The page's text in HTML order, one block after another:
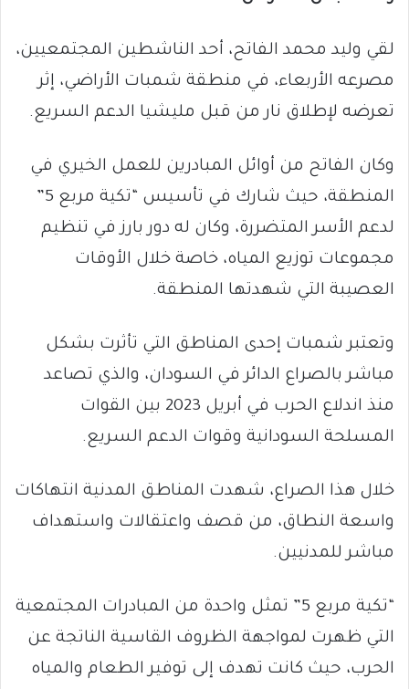
لقي وليد محمد الفاتح، أحد الناشطين المجتمعيين،
مصرعه الأربعاء، في منطقة شمبات الأراضي، إثر
تعرضه لإطلاق نار من قبل مليشيا الدعم السريع.
وكان الفاتح من أوائل المبادرين للعمل الخيري في
المنطقة، حيث شارك في تأسيس “تكية مربع 5”
لدعم الأسر المتضررة، وكان له دور بارز في تنظيم
مجموعات توزيع المياه، خاصة خلال الأوقات
العصيبة التي شهدتها المنطقة.
وتعتبر شمبات إحدى المناطق التي تأثرت بشكل
مباشر بالصراع الدائر في السودان، والذي تصاعد
منذ اندلاع الحرب في أبريل 2023 بين القوات
المسلحة السودانية وقوات الدعم السريع.
خلال هذا الصراع، شهدت المناطق المدنية انتهاكات
واسعة النطاق، من قصف واعتقالات واستهداف
مباشر للمدنيين.
“تكية مربع 5” تمثل واحدة من المبادرات المجتمعية
التي ظهرت لمواجهة الظروف القاسية الناتجة عن
الحرب، حيث كانت تهدف إلى توفير الطعام والمياه